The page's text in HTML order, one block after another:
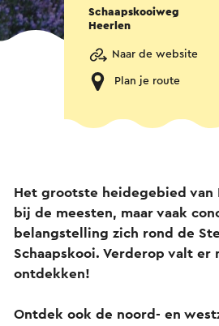
Schaapskooiweg
Heerlen
Naar de website
Plan je route
Het grootste heidegebied van
bij de meesten, maar vaak
belangstelling zich rond de
Schaapskooi. Verderop valt er
ontdekken!
Ontdek ook de noord- en